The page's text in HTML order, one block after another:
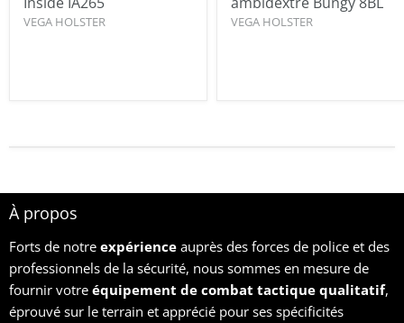
VEGA HOLSTER VEGA HOLSTER
À propos
Forts de notre expérience auprès des forces de police et des
professionnels de la sécurité, nous sommes en mesure de
fournir votre équipement de combat tactique qualitatif,
éprouvé sur le terrain et apprécié pour ses spécificités